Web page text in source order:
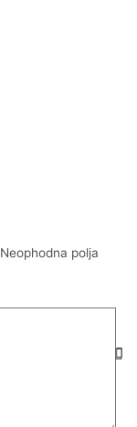
Neophodna polja